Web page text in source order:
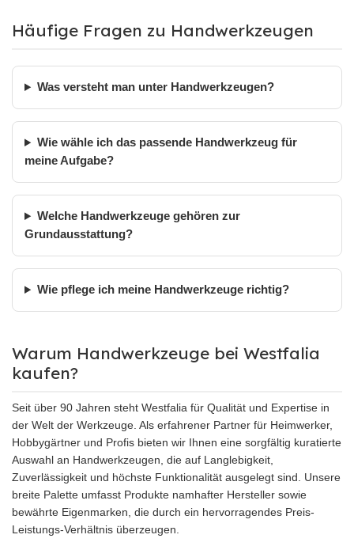
Häufige Fragen zu Handwerkzeugen
Was versteht man unter Handwerkzeugen?
Wie wähle ich das passende Handwerkzeug für
meine Aufgabe?
Welche Handwerkzeuge gehören zur
Grundausstattung?
Wie pflege ich meine Handwerkzeuge richtig?
Warum Handwerkzeuge bei Westfalia
kaufen?
Seit über 90 Jahren steht Westfalia für Qualität und Expertise in
der Welt der Werkzeuge. Als erfahrener Partner für Heimwerker,
Hobbygärtner und Profis bieten wir Ihnen eine sorgfältig kuratierte
Auswahl an Handwerkzeugen, die auf Langlebigkeit,
Zuverlässigkeit und höchste Funktionalität ausgelegt sind. Unsere
breite Palette umfasst Produkte namhafter Hersteller sowie
bewährte Eigenmarken, die durch ein hervorragendes Preis-
Leistungs-Verhältnis überzeugen.